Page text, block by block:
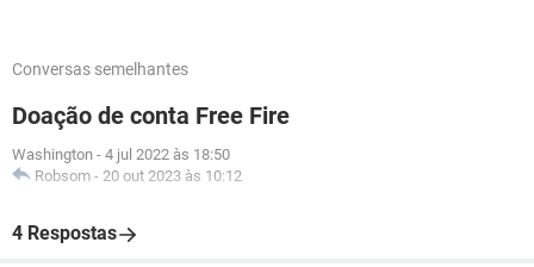
Conversas semelhantes
Doação de conta Free Fire
Washington - 4 jul 2022 às 18:50
Robsom - 20 out 2023 às 10:12
4 Respostas